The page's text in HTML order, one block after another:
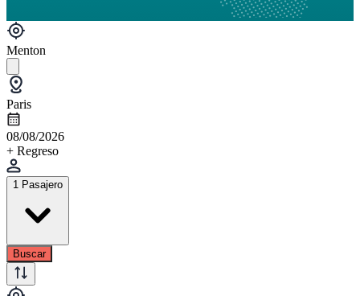
Menton
Paris
08/08/2026
+ Regreso
1 Pasajero
Buscar